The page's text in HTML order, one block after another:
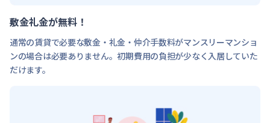
敷金礼金が無料！
通常の賃貸で必要な敷金・礼金・仲介手数料がマンスリーマンショ
ンの場合は必要ありません。初期費用の負担が少なく入居していた
だけます。